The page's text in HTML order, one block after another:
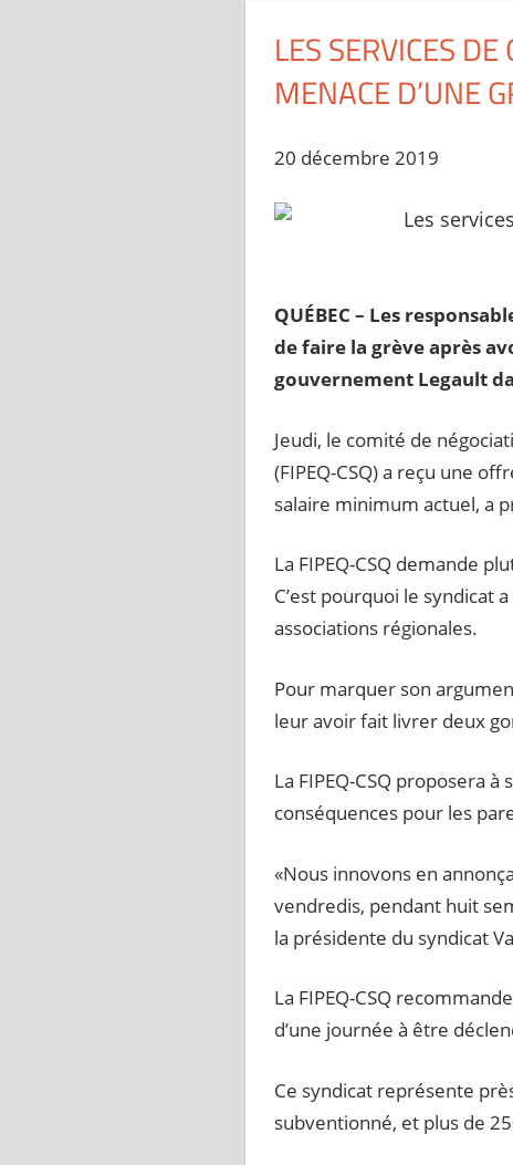
LES SERVICES
MENACE D’UNE
20 décembre 2019
QUÉBEC – Les
de faire la grève après
gouvernement Legault
Jeudi, le comité de
(FIPEQ-CSQ) a reçu une
salaire minimum actuel, a
La FIPEQ-CSQ demande
C’est pourquoi le syndicat
associations régionales.
Pour marquer son
leur avoir fait livrer deux
La FIPEQ-CSQ proposera
conséquences pour les
«Nous innovons en
vendredis, pendant huit
la présidente du syndicat
La FIPEQ-CSQ
d’une journée à être
Ce syndicat représente
subventionné, et plus de